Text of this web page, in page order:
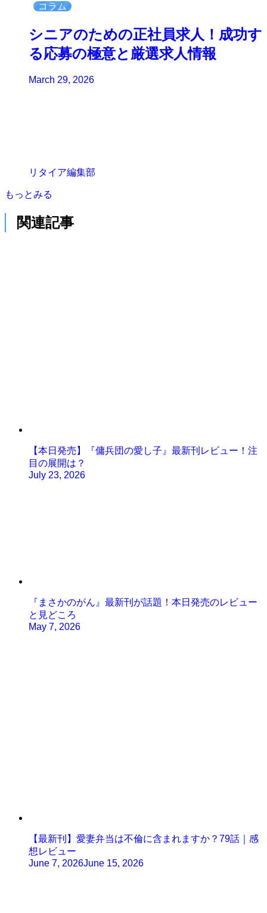
コラム
シニアのための正社員求人！成功す
る応募の極意と厳選求人情報
March 29, 2026
リタイア編集部
もっとみる
関連記事
【本日発売】『傭兵団の愛し子』最新刊レビュー！注
目の展開は？
July 23, 2026
『まさかのがん』最新刊が話題！本日発売のレビュー
と見どころ
May 7, 2026
【最新刊】愛妻弁当は不倫に含まれますか？79話｜感
想レビュー
June 7, 2026June 15, 2026